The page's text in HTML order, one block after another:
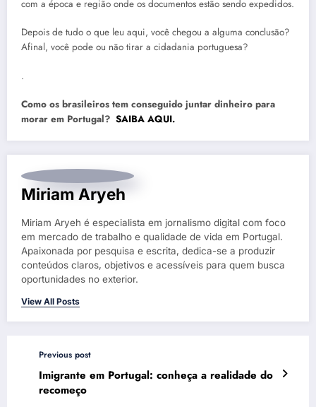
com a época e região onde os documentos estão sendo expedidos.
Depois de tudo o que leu aqui, você chegou a alguma conclusão?
Afinal, você pode ou não tirar a cidadania portuguesa?
.
Como os brasileiros tem conseguido juntar dinheiro para
morar em Portugal? SAIBA AQUI.
Miriam Aryeh
Miriam Aryeh é especialista em jornalismo digital com foco
em mercado de trabalho e qualidade de vida em Portugal.
Apaixonada por pesquisa e escrita, dedica-se a produzir
conteúdos claros, objetivos e acessíveis para quem busca
oportunidades no exterior.
View All Posts
Previous post
Imigrante em Portugal: conheça a realidade do
recomeço